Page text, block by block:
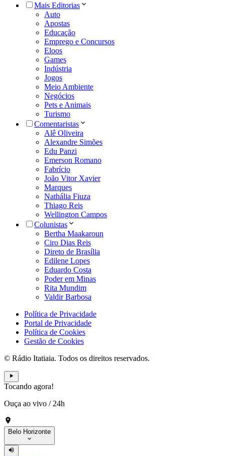
Mais Editorias
Auto
Apostas
Educação
Emprego e Concursos
Eloos
Games
Indústria
Jogos
Meio Ambiente
Negócios
Pets e Animais
Turismo
Comentaristas
Alê Oliveira
Alexandre Simões
Edu Panzi
Emerson Romano
Fabrício
João Vitor Xavier
Marques
Nathália Fiuza
Thiago Reis
Wellington Campos
Colunistas
Bertha Maakaroun
Ciro Dias Reis
Direto de Brasília
Edilene Lopes
Eduardo Costa
Poder em Minas
Rita Mundim
Valdir Barbosa
Política de Privacidade
Portal de Privacidade
Política de Cookies
Gestão de Cookies
© Rádio Itatiaia. Todos os direitos reservados.
Tocando agora!
Ouça ao vivo / 24h
Belo Horizonte